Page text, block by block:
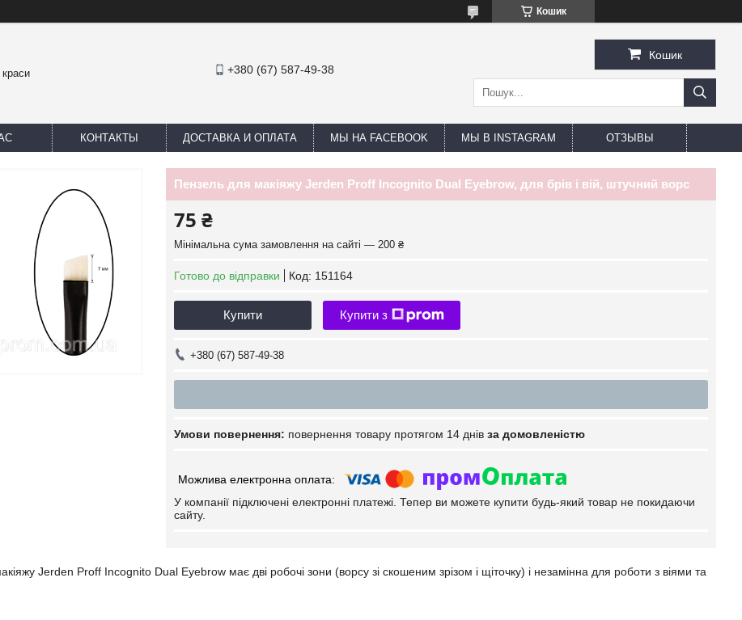
Кошик
+380 (67) 587-49-38
Кошик
КОНТАКТЫ ДОСТАВКА И ОПЛАТА МЫ НА FACEBOOK МЫ В INSTAGRAM ОТЗЫВЫ
Пензель для макіяжу Jerden Proff Incognito Dual Eyebrow, для брів і вій, штучний ворс
75 ₴
Мінімальна сума замовлення на сайті — 200 ₴
Готово до відправки Код: 151164
Купити Купити з
+380 (67) 587-49-38
повернення товару протягом 14 днів за домовленістю
У компанії підключені електронні платежі. Тепер ви можете купити будь-який товар не покидаючи
сайту.
Jerden Proff Incognito Dual Eyebrow має дві робочі зони (ворсу зі скошеним зрізом і щіточку) і незамінна для роботи з віями та